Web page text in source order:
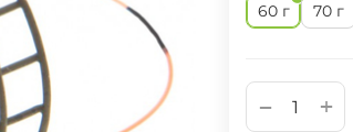
60 г
70 г
+
−